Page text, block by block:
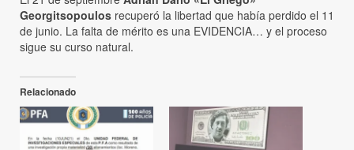
Georgitsopoulos recuperó la libertad que había perdido el 11
de junio. La falta de mérito es una EVIDENCIA… y el proceso
sigue su curso natural.
Relacionado